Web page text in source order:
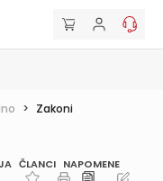
> Zakoni
ČLANCI NAPOMENE